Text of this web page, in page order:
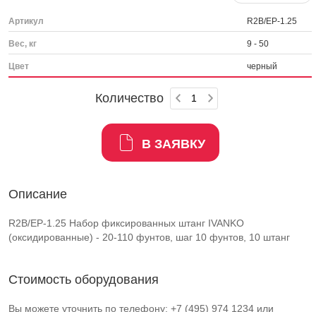
Артикул R2B/EP-1.25
Вес, кг 9 - 50
Цвет черный
Количество
В ЗАЯВКУ
Описание
R2B/EP-1.25 Набор фиксированных штанг IVANKO
(оксидированные) - 20-110 фунтов, шаг 10 фунтов, 10 штанг
Стоимость оборудования
Вы можете уточнить по телефону: +7 (495) 974 1234 или